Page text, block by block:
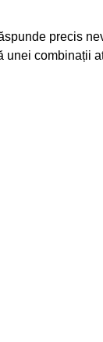
precis
combinații